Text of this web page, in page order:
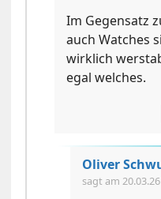
Im Gegensatz
auch Watches
wirklich
egal welches.
Oliver
sagt am